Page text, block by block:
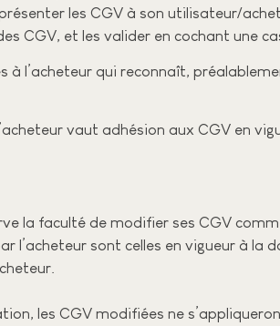
les CGV à son utilisateur/
CGV, et les valider en cochant une
à l’acheteur qui reconnaît,
vaut adhésion aux CGV en
la faculté de modifier ses CGV
l’acheteur sont celles en vigueur à la
les CGV modifiées ne